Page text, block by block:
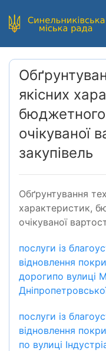
якісних
очікуваної
закупівель
Обґрунтування
характеристик,
очікуваної
послуги із
відновлення
дорогипо вулиці
послуги із
відновлення
по вулиці